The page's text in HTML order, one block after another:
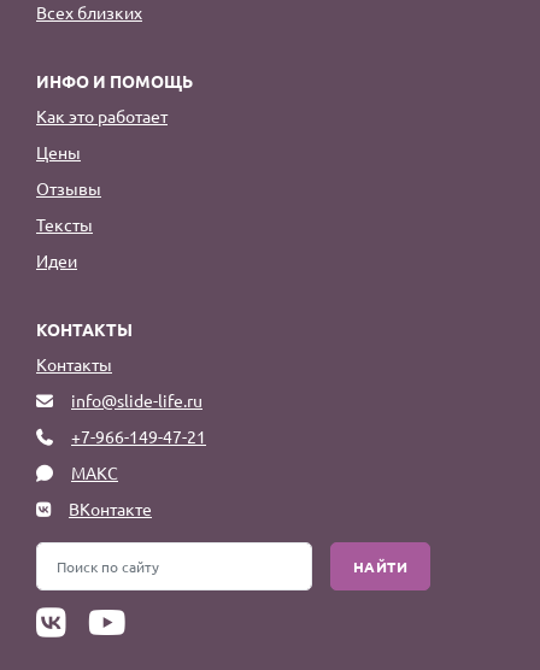
Всех близких
ИНФО И ПОМОЩЬ
Как это работает
Цены
Отзывы
Тексты
Идеи
КОНТАКТЫ
Контакты
info@slide-life.ru
+7-966-149-47-21
МАКС
ВКонтакте
НАЙТИ